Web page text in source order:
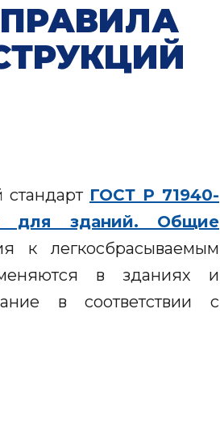
ПРАВИЛА
стандарт ГОСТ Р 71940-
для зданий. Общие
к легкосбрасываемым
в зданиях и
в соответствии с